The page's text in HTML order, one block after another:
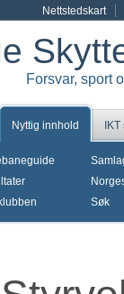
Nettstedskart
Forsvar, sport
Nyttig innhold
Søk